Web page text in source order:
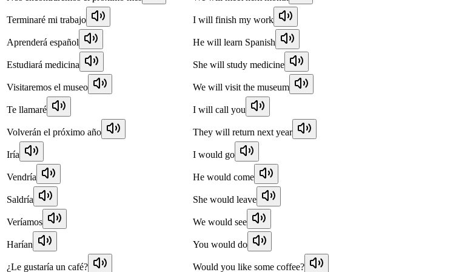
Terminaré mi trabajo I will finish my work
Aprenderá español He will learn Spanish
Estudiará medicina She will study medicine
Visitaremos el museo We will visit the museum
Te llamaré I will call you
Volverán el próximo año They will return next year
Iría I would go
Vendría He would come
Saldría She would leave
Veríamos We would see
Harían You would do
¿Le gustaría un café? Would you like some coffee?